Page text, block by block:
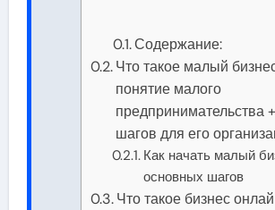
Содержание:
Что такое малый
понятие малого
предпринимательства
шагов для его
Как начать малый
основных шагов
Что такое бизнес